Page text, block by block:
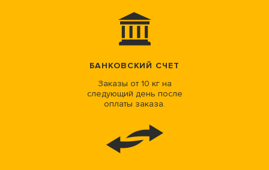
БАНКОВСКИЙ СЧЕТ
Заказы от 10 кг на
следующий день после
оплаты заказа.